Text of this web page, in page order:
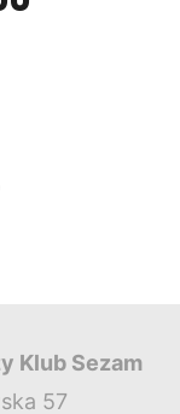
Klub Sezam
57